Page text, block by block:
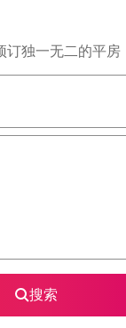
订独一无二的平房
上下方向键查看，
搜索